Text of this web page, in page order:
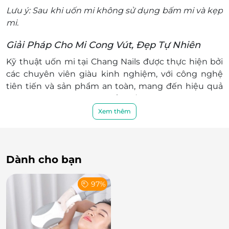
Lưu ý: Sau khi uốn mi không sử dụng bấm mi và kẹp
mi.
Giải Pháp Cho Mi Cong Vút, Đẹp Tự Nhiên
Kỹ thuật uốn mi tại Chang Nails được thực hiện bởi
các chuyên viên giàu kinh nghiệm, với công nghệ
tiên tiến và sản phẩm an toàn, mang đến hiệu quả
Xem thêm
Dành cho bạn
97%